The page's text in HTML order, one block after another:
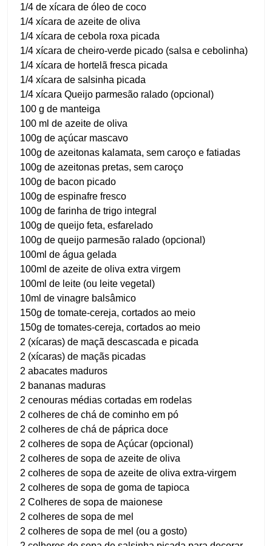
1/4 de xícara de óleo de coco
1/4 xícara de azeite de oliva
1/4 xícara de cebola roxa picada
1/4 xícara de cheiro-verde picado (salsa e cebolinha)
1/4 xícara de hortelã fresca picada
1/4 xícara de salsinha picada
1/4 xícara Queijo parmesão ralado (opcional)
100 g de manteiga
100 ml de azeite de oliva
100g de açúcar mascavo
100g de azeitonas kalamata, sem caroço e fatiadas
100g de azeitonas pretas, sem caroço
100g de bacon picado
100g de espinafre fresco
100g de farinha de trigo integral
100g de queijo feta, esfarelado
100g de queijo parmesão ralado (opcional)
100ml de água gelada
100ml de azeite de oliva extra virgem
100ml de leite (ou leite vegetal)
10ml de vinagre balsâmico
150g de tomate-cereja, cortados ao meio
150g de tomates-cereja, cortados ao meio
2 (xícaras) de maçã descascada e picada
2 (xícaras) de maçãs picadas
2 abacates maduros
2 bananas maduras
2 cenouras médias cortadas em rodelas
2 colheres de chá de cominho em pó
2 colheres de chá de páprica doce
2 colheres de sopa de Açúcar (opcional)
2 colheres de sopa de azeite de oliva
2 colheres de sopa de azeite de oliva extra-virgem
2 colheres de sopa de goma de tapioca
2 Colheres de sopa de maionese
2 colheres de sopa de mel
2 colheres de sopa de mel (ou a gosto)